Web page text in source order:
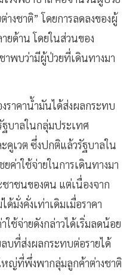
งชาติ” โดยการลดลงของผู้
ยด้าน โดยในส่วนของ
พบว่ามีผู้ป่วยที่เดินทางมา
ราคาน้ำมันได้ส่งผลกระทบ
ฐบาลในกลุ่มประเทศ
คูเวต ซึ่งปกติแล้วรัฐบาลใน
ค่าใช้จ่ายในการเดินทางมา
าชนของตน แต่เนื่องจาก
ด้มั่งคั่งเท่าเดิมเมื่อราคา
ช้จ่ายดังกล่าวได้เริ่มลดน้อย
บที่ส่งผลกระทบต่อรายได้
หญ่ที่พึ่งพากลุ่มลูกค้าต่างชาติ